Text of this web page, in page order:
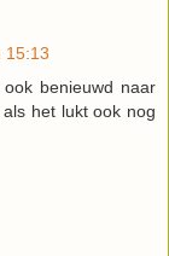
15:13
benieuwd naar
het lukt ook nog